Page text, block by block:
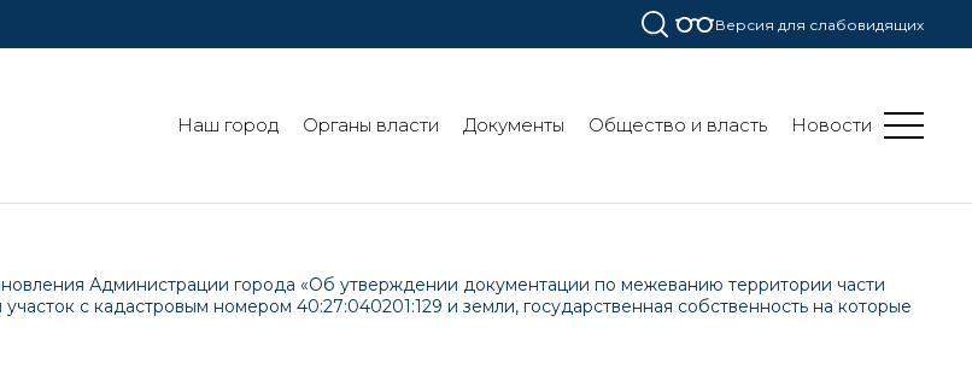
Версия для слабовидящих
Наш город Органы власти Документы Общество и власть Новости
Администрации города «Об утверждении документации по межеванию территории части
с кадастровым номером 40:27:040201:129 и земли, государственная собственность на которые